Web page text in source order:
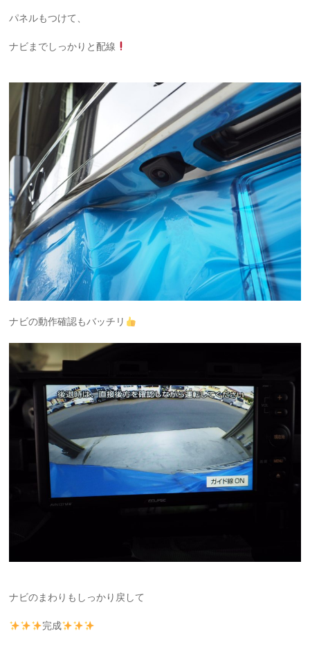
パネルもつけて、
ナビまでしっかりと配線
ナビの動作確認もバッチリ
ナビのまわりもしっかり戻して
完成